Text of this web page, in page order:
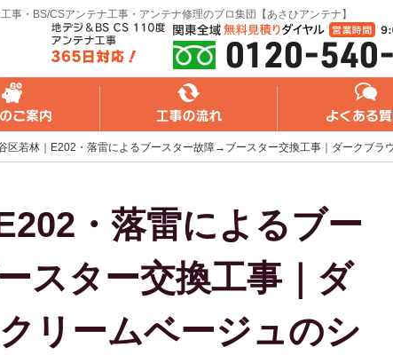
事・BS/CSアンテナ工事・アンテナ修理のプロ集団【あさひアンテナ】
よくある質問 無料web見積り
区若林｜E202・落雷によるブースター故障→ブースター交換工事｜ダークブラ
・落雷によるブー
スター交換工事｜ダ
リームベージュのシ